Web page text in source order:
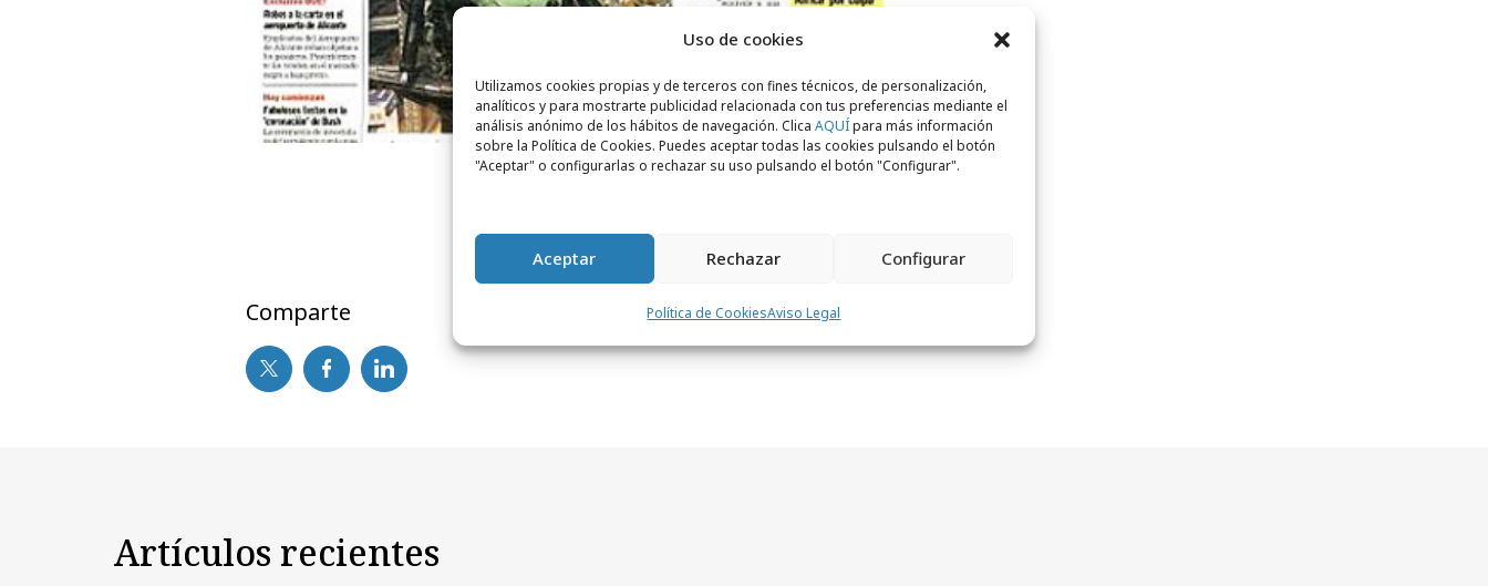
Uso de cookies
Utilizamos cookies propias y de terceros con fines técnicos, de personalización,
analíticos y para mostrarte publicidad relacionada con tus preferencias mediante el
análisis anónimo de los hábitos de navegación. Clica AQUÍpara más información
sobre la Política de Cookies. Puedes aceptar todas las cookies pulsando el botón
"Aceptar" o configurarlas o rechazar su uso pulsando el botón "Configurar".
Aceptar Rechazar Configurar
Política de CookiesAviso Legal
Comparte
Artículos recientes